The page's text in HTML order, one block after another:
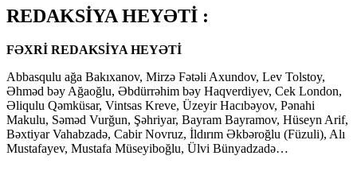
REDAKSİYA HEYƏTİ :
FƏXRİ REDAKSİYA HEYƏTİ
Abbasqulu ağa Bakıxanov, Mirzə Fətəli Axundov, Lev Tolstoy,
Əhməd bəy Ağaoğlu, Əbdürrəhim bəy Haqverdiyev, Cek London,
Əliqulu Qəmküsar, Vintsas Kreve, Üzeyir Hacıbəyov, Pənahi
Makulu, Səməd Vurğun, Şəhriyar, Bayram Bayramov, Hüseyn Arif,
Bəxtiyar Vahabzadə, Cabir Novruz, İldırım Əkbəroğlu (Füzuli), Alı
Mustafayev, Mustafa Müseyiboğlu, Ülvi Bünyadzadə…